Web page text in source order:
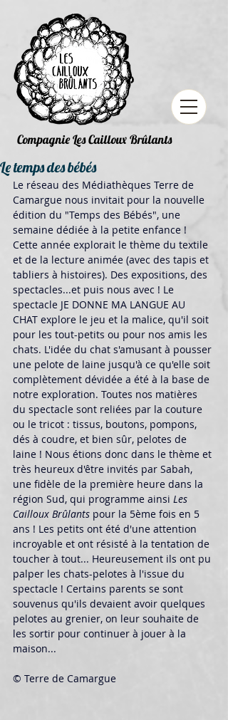
Compagnie Les Cailloux Brûlants
Le temps des bébés
Le réseau des Médiathèques Terre de
Camargue nous invitait pour la nouvelle
édition du "Temps des Bébés", une
semaine dédiée à la petite enfance !
Cette année explorait le thème du textile
et de la lecture animée (avec des tapis et
tabliers à histoires). Des expositions, des
spectacles...et puis nous avec ! Le
spectacle JE DONNE MA LANGUE AU
CHAT explore le jeu et la malice, qu'il soit
pour les tout-petits ou pour nos amis les
chats. L'idée du chat s'amusant à pousser
une pelote de laine jusqu'à ce qu'elle soit
complètement dévidée a été à la base de
notre exploration. Toutes nos matières
du spectacle sont reliées par la couture
ou le tricot : tissus, boutons, pompons,
dés à coudre, et bien sûr, pelotes de
laine ! Nous étions donc dans le thème et
très heureux d'être invités par Sabah,
une fidèle de la première heure dans la
région Sud, qui programme ainsi Les
Cailloux Brûlants pour la 5ème fois en 5
ans ! Les petits ont été d'une attention
incroyable et ont résisté à la tentation de
toucher à tout... Heureusement ils ont pu
palper les chats-pelotes à l'issue du
spectacle ! Certains parents se sont
souvenus qu'ils devaient avoir quelques
pelotes au grenier, on leur souhaite de
les sortir pour continuer à jouer à la
maison...
© Terre de Camargue